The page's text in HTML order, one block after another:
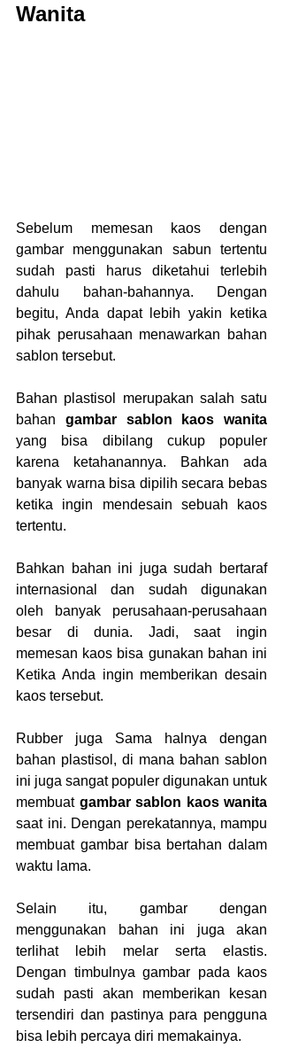
Wanita
Sebelum memesan kaos dengan
gambar menggunakan sabun tertentu
sudah pasti harus diketahui terlebih
dahulu bahan-bahannya. Dengan
begitu, Anda dapat lebih yakin ketika
pihak perusahaan menawarkan bahan
sablon tersebut.
Bahan plastisol merupakan salah satu
bahan gambar sablon kaos wanita
yang bisa dibilang cukup populer
karena ketahanannya. Bahkan ada
banyak warna bisa dipilih secara bebas
ketika ingin mendesain sebuah kaos
tertentu.
Bahkan bahan ini juga sudah bertaraf
internasional dan sudah digunakan
oleh banyak perusahaan-perusahaan
besar di dunia. Jadi, saat ingin
memesan kaos bisa gunakan bahan ini
Ketika Anda ingin memberikan desain
kaos tersebut.
Rubber juga Sama halnya dengan
bahan plastisol, di mana bahan sablon
ini juga sangat populer digunakan untuk
membuat gambar sablon kaos wanita
saat ini. Dengan perekatannya, mampu
membuat gambar bisa bertahan dalam
waktu lama.
Selain itu, gambar dengan
menggunakan bahan ini juga akan
terlihat lebih melar serta elastis.
Dengan timbulnya gambar pada kaos
sudah pasti akan memberikan kesan
tersendiri dan pastinya para pengguna
bisa lebih percaya diri memakainya.